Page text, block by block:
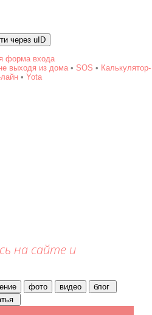
через uID
форма входа
выходя из дома • SOS • Калькулятор-
• Yota
на сайте и